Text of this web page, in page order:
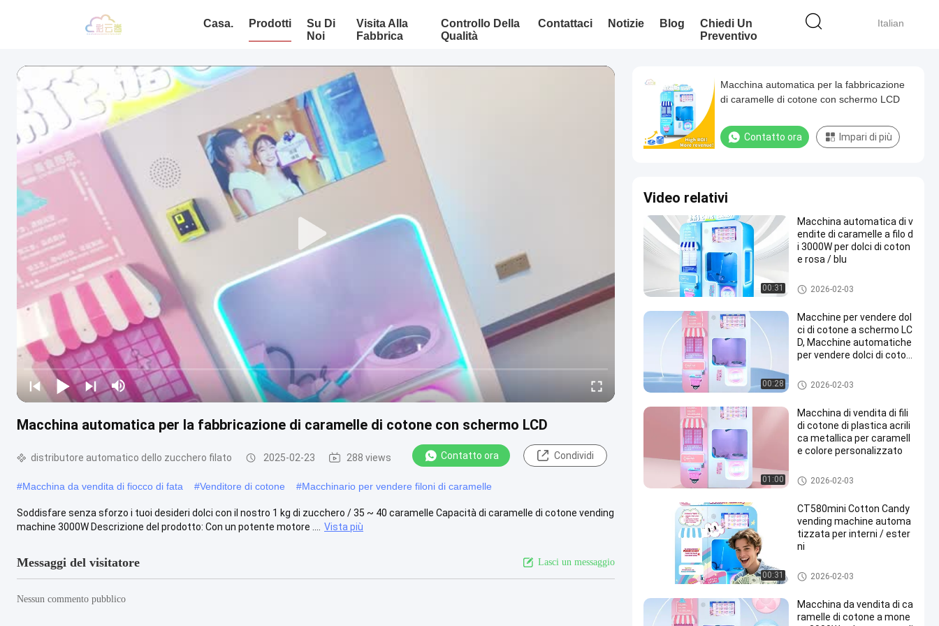
Italian
Casa. Prodotti
Su Di
Noi
Visita Alla
Fabbrica
Controllo Della
Qualità
Contattaci Notizie Blog
Chiedi Un
Preventivo
Macchina automatica per la fabbricazione di caramelle di cotone con schermo LCD
distributore automatico dello zucchero filato 2025-02-23 288 views Contatto ora Condividi
#Macchina da vendita di fiocco di fata #Venditore di cotone #Macchinario per vendere filoni di caramelle
Soddisfare senza sforzo i tuoi desideri dolci con il nostro 1 kg di zucchero / 35 ~ 40 caramelle Capacità di caramelle di cotone vending
machine 3000W Descrizione del prodotto: Con un potente motore ....
Vista più
Messaggi del visitatore Lasci un messaggio
Nessun commento pubblico
Macchina automatica per la fabbricazione
di caramelle di cotone con schermo LCD
Contatto ora Impari di più
Video relativi
00:31
Macchina automatica di v
endite di caramelle a filo d
i 3000W per dolci di coton
e rosa / blu
distributore automatico dello
zucchero filato
2026-02-03
00:28
Macchine per vendere dol
ci di cotone a schermo LC
D, Macchine automatiche
per vendere dolci di coton
distributore automatico dello
zucchero filato
2026-02-03
01:00
Macchina di vendita di fili
di cotone di plastica acrili
ca metallica per caramell
e colore personalizzato
distributore automatico dello
zucchero filato
2026-02-03
00:31
CT580mini Cotton Candy
vending machine automa
tizzata per interni / ester
ni
distributore automatico dello
zucchero filato
2026-02-03
Macchina da vendita di ca
ramelle di cotone a mone